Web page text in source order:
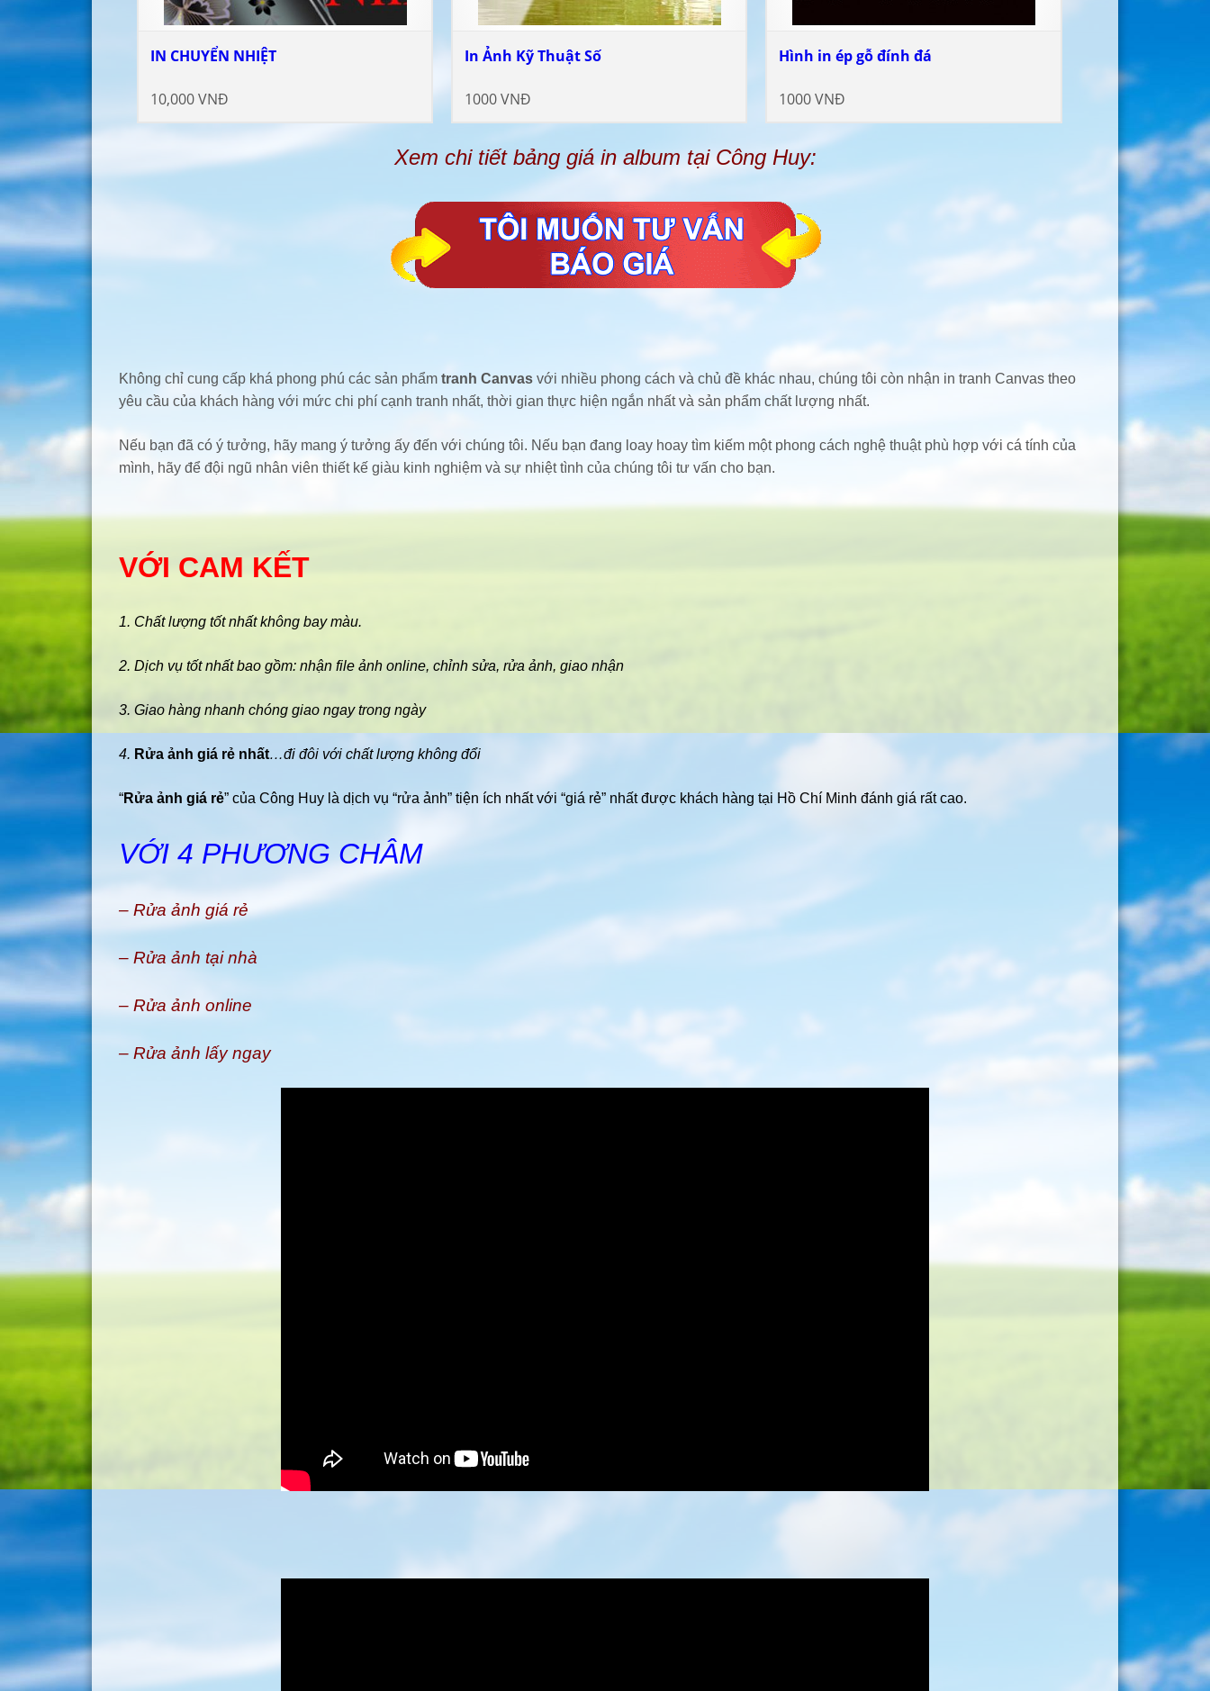
IN CHUYỂN NHIỆT
10,000 VNĐ
In Ảnh Kỹ Thuật Số
1000 VNĐ
Hình in ép gỗ đính đá
1000 VNĐ
Xem chi tiết bảng giá in album tại Công Huy:
Không chỉ cung cấp khá phong phú các sản phẩm tranh Canvas với nhiều phong cách và chủ đề khác nhau, chúng tôi còn nhận in tranh Canvas theo
yêu cầu của khách hàng với mức chi phí cạnh tranh nhất, thời gian thực hiện ngắn nhất và sản phẩm chất lượng nhất.
Nếu bạn đã có ý tưởng, hãy mang ý tưởng ấy đến với chúng tôi. Nếu bạn đang loay hoay tìm kiếm một phong cách nghệ thuật phù hợp với cá tính của
mình, hãy để đội ngũ nhân viên thiết kế giàu kinh nghiệm và sự nhiệt tình của chúng tôi tư vấn cho bạn.
VỚI CAM KẾT
1. Chất lượng tốt nhất không bay màu.
2. Dịch vụ tốt nhất bao gồm: nhận file ảnh online, chỉnh sửa, rửa ảnh, giao nhận
3. Giao hàng nhanh chóng giao ngay trong ngày
4. Rửa ảnh giá rẻ nhất…đi đôi với chất lượng không đổi
“Rửa ảnh giá rẻ” của Công Huy là dịch vụ “rửa ảnh” tiện ích nhất với “giá rẻ” nhất được khách hàng tại Hồ Chí Minh đánh giá rất cao.
VỚI 4 PHƯƠNG CHÂM
– Rửa ảnh giá rẻ
– Rửa ảnh tại nhà
– Rửa ảnh online
– Rửa ảnh lấy ngay